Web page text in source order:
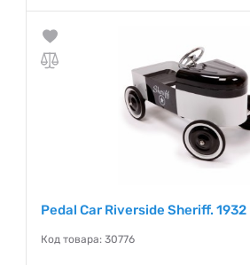
Pedal Car Riverside Sheriff. 1932
Код товара: 30776